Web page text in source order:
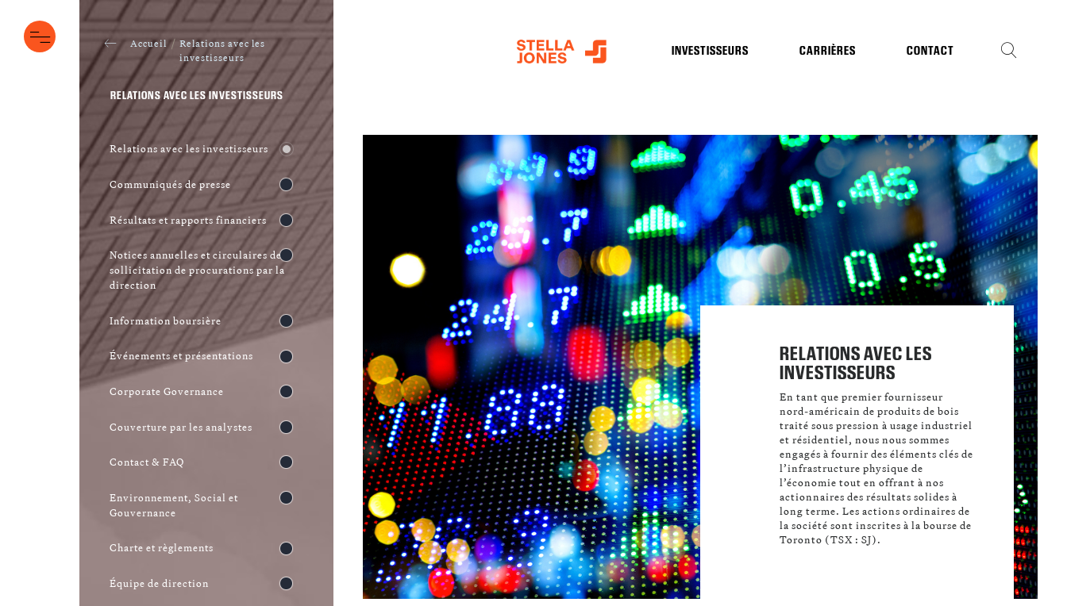
menu
INVESTISSEURS CARRIÈRES CONTACT
Accueil
Relations avec les
investisseurs
RELATIONS AVEC LES INVESTISSEURS
Relations avec les investisseurs
Communiqués de presse
Résultats et rapports financiers
Notices annuelles et circulaires de
sollicitation de procurations par la
direction
Information boursière
Événements et présentations
Corporate Governance
Couverture par les analystes
Contact & FAQ
Environnement, Social et
Gouvernance
Charte et règlements
Équipe de direction
RELATIONS AVEC LES
INVESTISSEURS
En tant que premier fournisseur
nord-américain de produits de bois
traité sous pression à usage industriel
et résidentiel, nous nous sommes
engagés à fournir des éléments clés de
l’infrastructure physique de
l’économie tout en offrant à nos
actionnaires des résultats solides à
long terme. Les actions ordinaires de
la société sont inscrites à la bourse de
Toronto (TSX : SJ).